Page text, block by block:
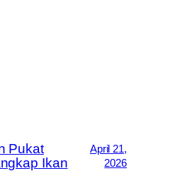
Pukat
Ikan
April 21,
2026